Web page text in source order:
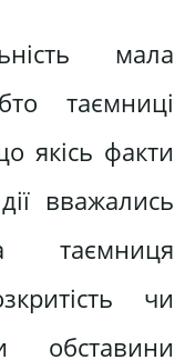
мала
таємниці
якісь факти
вважались
чи
обставини